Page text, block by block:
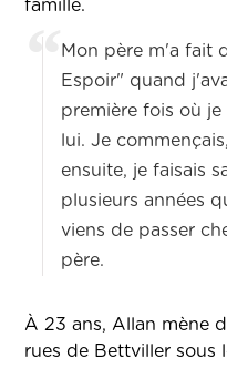
famille.
Mon père m'a fait
Espoir" quand
première fois où
lui. Je
ensuite, je faisais
plusieurs années
viens de passer
père.
À 23 ans, Allan mène
rues de Bettviller sous